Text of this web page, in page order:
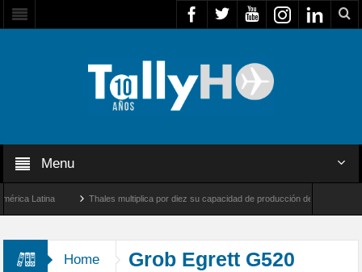
Menu
Latina Thales multiplica por diez su capacidad de producción de radares en Brasil
Home Grob Egrett G520